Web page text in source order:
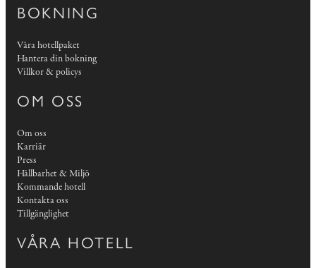
BOKNING
Våra hotellpaket
Hantera din bokning
Villkor & policys
OM OSS
Om oss
Karriär
Press
Hållbarhet & Miljö
Kommande hotell
Kontakta oss
Tillgänglighet
VÅRA HOTELL